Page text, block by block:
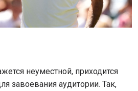
неуместной, приходится
завоевания аудитории. Так,